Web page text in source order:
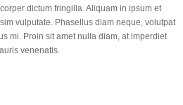
dictum fringilla. Aliquam in ipsum et
vulputate. Phasellus diam neque, volutpat
mi. Proin sit amet nulla diam, at imperdiet
venenatis.